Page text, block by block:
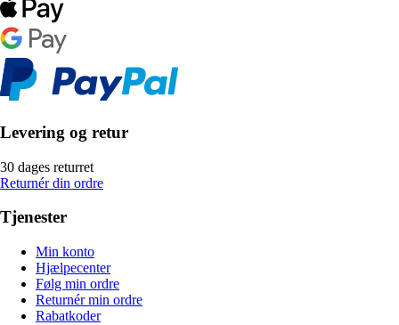
Levering og retur
30 dages returret
Returnér din ordre
Tjenester
Min konto
Hjælpecenter
Følg min ordre
Returnér min ordre
Rabatkoder